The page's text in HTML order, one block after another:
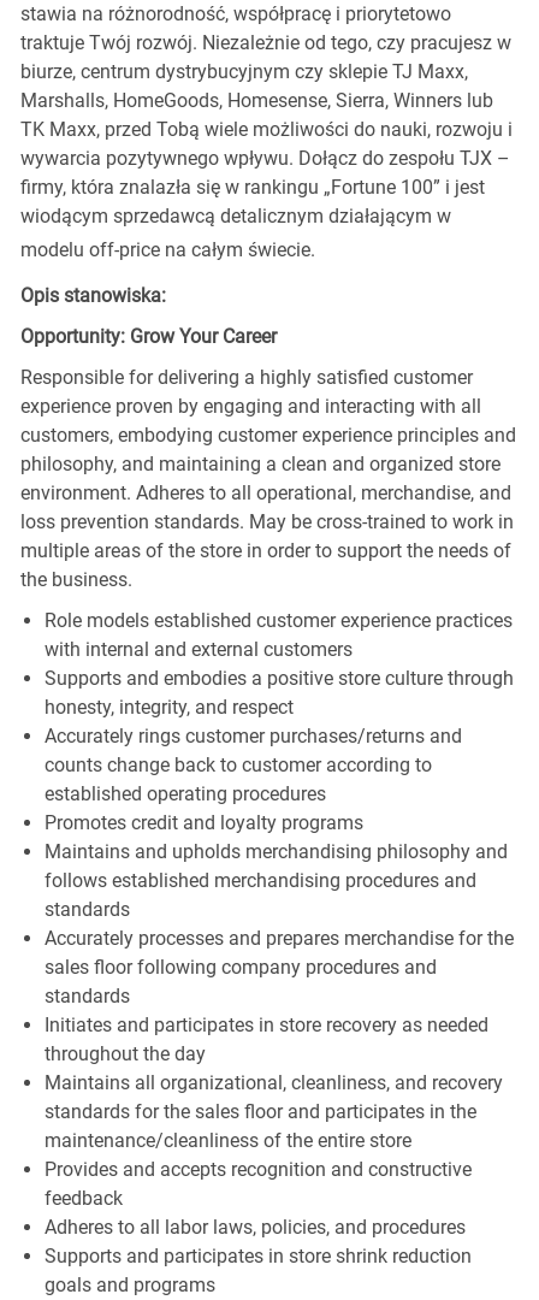
stawia na różnorodność, współpracę i priorytetowo
traktuje Twój rozwój. Niezależnie od tego, czy pracujesz w
biurze, centrum dystrybucyjnym czy sklepie TJ Maxx,
Marshalls, HomeGoods, Homesense, Sierra, Winners lub
TK Maxx, przed Tobą wiele możliwości do nauki, rozwoju i
wywarcia pozytywnego wpływu. Dołącz do zespołu TJX –
firmy, która znalazła się w rankingu „Fortune 100” i jest
wiodącym sprzedawcą detalicznym działającym w
modelu off-price na całym świecie.
Opis stanowiska:
Opportunity: Grow Your Career
Responsible for delivering a highly satisfied customer
experience proven by engaging and interacting with all
customers, embodying customer experience principles and
philosophy, and maintaining a clean and organized store
environment. Adheres to all operational, merchandise, and
loss prevention standards. May be cross-trained to work in
multiple areas of the store in order to support the needs of
the business.
Role models established customer experience practices
with internal and external customers
Supports and embodies a positive store culture through
honesty, integrity, and respect
Accurately rings customer purchases/returns and
counts change back to customer according to
established operating procedures
Promotes credit and loyalty programs
Maintains and upholds merchandising philosophy and
follows established merchandising procedures and
standards
Accurately processes and prepares merchandise for the
sales floor following company procedures and
standards
Initiates and participates in store recovery as needed
throughout the day
Maintains all organizational, cleanliness, and recovery
standards for the sales floor and participates in the
maintenance/cleanliness of the entire store
Provides and accepts recognition and constructive
feedback
Adheres to all labor laws, policies, and procedures
Supports and participates in store shrink reduction
goals and programs